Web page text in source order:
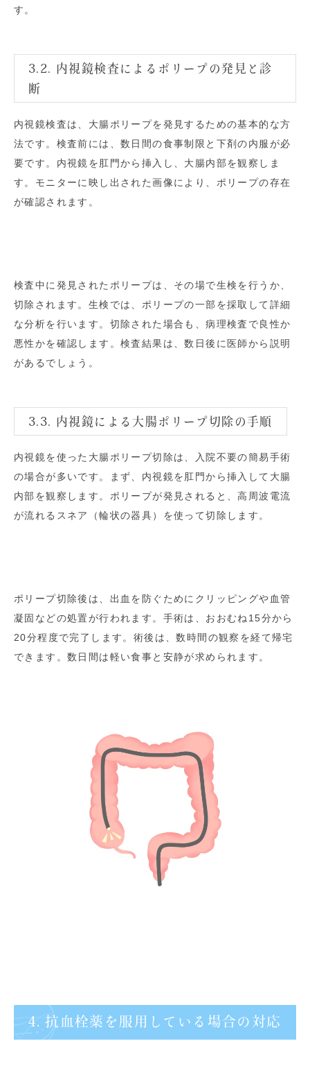
す。
3.2. 内視鏡検査によるポリープの発見と診
断
内視鏡検査は、大腸ポリープを発見するための基本的な方
法です。検査前には、数日間の食事制限と下剤の内服が必
要です。内視鏡を肛門から挿入し、大腸内部を観察しま
す。モニターに映し出された画像により、ポリープの存在
が確認されます。
検査中に発見されたポリープは、その場で生検を行うか、
切除されます。生検では、ポリープの一部を採取して詳細
な分析を行います。切除された場合も、病理検査で良性か
悪性かを確認します。検査結果は、数日後に医師から説明
があるでしょう。
3.3. 内視鏡による大腸ポリープ切除の手順
内視鏡を使った大腸ポリープ切除は、入院不要の簡易手術
の場合が多いです。まず、内視鏡を肛門から挿入して大腸
内部を観察します。ポリープが発見されると、高周波電流
が流れるスネア（輪状の器具）を使って切除します。
ポリープ切除後は、出血を防ぐためにクリッピングや血管
凝固などの処置が行われます。手術は、おおむね15分から
20分程度で完了します。術後は、数時間の観察を経て帰宅
できます。数日間は軽い食事と安静が求められます。
4. 抗血栓薬を服用している場合の対応